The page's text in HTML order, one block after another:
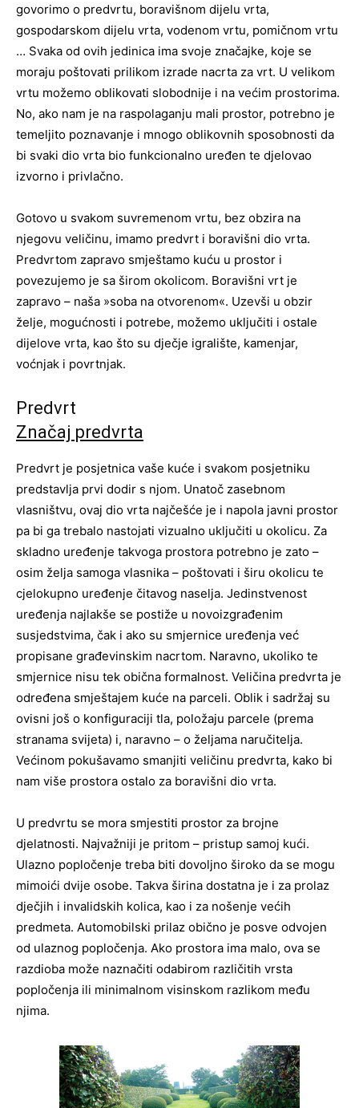
govorimo o predvrtu, boravišnom dijelu vrta,
gospodarskom dijelu vrta, vodenom vrtu, pomičnom vrtu
… Svaka od ovih jedinica ima svoje značajke, koje se
moraju poštovati prilikom izrade nacrta za vrt. U velikom
vrtu možemo oblikovati slobodnije i na većim prostorima.
No, ako nam je na raspolaganju mali prostor, potrebno je
temeljito poznavanje i mnogo oblikovnih sposobnosti da
bi svaki dio vrta bio funkcionalno uređen te djelovao
izvorno i privlačno.
Gotovo u svakom suvremenom vrtu, bez obzira na
njegovu veličinu, imamo predvrt i boravišni dio vrta.
Predvrtom zapravo smještamo kuću u prostor i
povezujemo je sa širom okolicom. Boravišni vrt je
zapravo – naša »soba na otvorenom«. Uzevši u obzir
želje, mogućnosti i potrebe, možemo uključiti i ostale
dijelove vrta, kao što su dječje igralište, kamenjar,
voćnjak i povrtnjak.
Predvrt
Značaj predvrta
Predvrt je posjetnica vaše kuće i svakom posjetniku
predstavlja prvi dodir s njom. Unatoč zasebnom
vlasništvu, ovaj dio vrta najčešće je i napola javni prostor
pa bi ga trebalo nastojati vizualno uključiti u okolicu. Za
skladno uređenje takvoga prostora potrebno je zato –
osim želja samoga vlasnika – poštovati i širu okolicu te
cjelokupno uređenje čitavog naselja. Jedinstvenost
uređenja najlakše se postiže u novoizgrađenim
susjedstvima, čak i ako su smjernice uređenja već
propisane građevinskim nacrtom. Naravno, ukoliko te
smjernice nisu tek obična formalnost. Veličina predvrta je
određena smještajem kuće na parceli. Oblik i sadržaj su
ovisni još o konfiguraciji tla, položaju parcele (prema
stranama svijeta) i, naravno – o željama naručitelja.
Većinom pokušavamo smanjiti veličinu predvrta, kako bi
nam više prostora ostalo za boravišni dio vrta.
U predvrtu se mora smjestiti prostor za brojne
djelatnosti. Najvažniji je pritom – pristup samoj kući.
Ulazno popločenje treba biti dovoljno široko da se mogu
mimoići dvije osobe. Takva širina dostatna je i za prolaz
dječjih i invalidskih kolica, kao i za nošenje većih
predmeta. Automobilski prilaz obično je posve odvojen
od ulaznog popločenja. Ako prostora ima malo, ova se
razdioba može naznačiti odabirom različitih vrsta
popločenja ili minimalnom visinskom razlikom među
njima.